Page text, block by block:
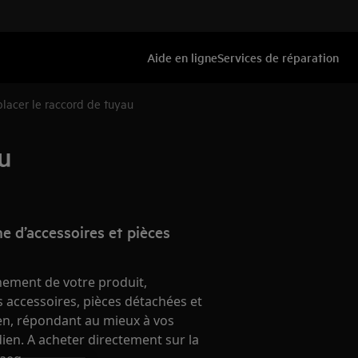
Aide en ligneServices de réparation
le raccord de tuyau
d’accessoires et pièces
de votre produit,
pièces détachées et
répondant au mieux à vos
A acheter directement sur la